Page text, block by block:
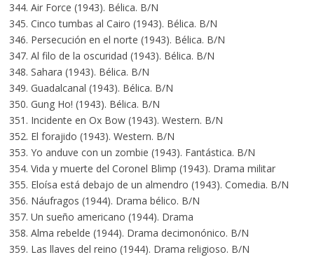
344. Air Force (1943). Bélica. B/N
345. Cinco tumbas al Cairo (1943). Bélica. B/N
346. Persecución en el norte (1943). Bélica. B/N
347. Al filo de la oscuridad (1943). Bélica. B/N
348. Sahara (1943). Bélica. B/N
349. Guadalcanal (1943). Bélica. B/N
350. Gung Ho! (1943). Bélica. B/N
351. Incidente en Ox Bow (1943). Western. B/N
352. El forajido (1943). Western. B/N
353. Yo anduve con un zombie (1943). Fantástica. B/N
354. Vida y muerte del Coronel Blimp (1943). Drama militar
355. Eloísa está debajo de un almendro (1943). Comedia. B/N
356. Náufragos (1944). Drama bélico. B/N
357. Un sueño americano (1944). Drama
358. Alma rebelde (1944). Drama decimonónico. B/N
359. Las llaves del reino (1944). Drama religioso. B/N